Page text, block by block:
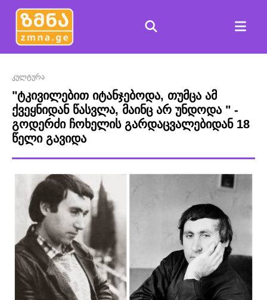
კულტურა
"ტკივილებით იტანჯებოდა, თუმცა ამ
ქვეყნიდან წასვლა, მაინც არ უნდოდა " -
გოდერძი ჩოხელის გარდაცვალებიდან 18
წელი გავიდა